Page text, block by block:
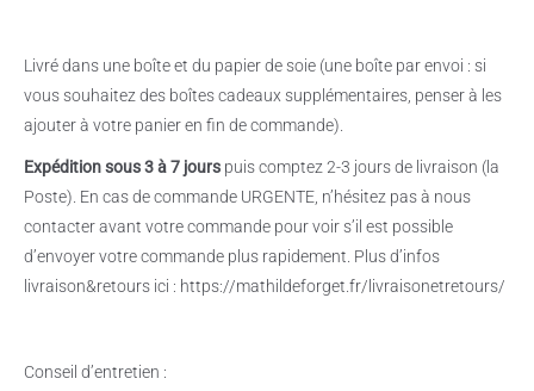
Livré dans une boîte et du papier de soie (une boîte par envoi : si
vous souhaitez des boîtes cadeaux supplémentaires, penser à les
ajouter à votre panier en fin de commande).
Expédition sous 3 à 7 jours puis comptez 2-3 jours de livraison (la
Poste). En cas de commande URGENTE, n’hésitez pas à nous
contacter avant votre commande pour voir s’il est possible
d’envoyer votre commande plus rapidement. Plus d’infos
livraison&retours ici : https://mathildeforget.fr/livraisonetretours/
Conseil d’entretien :